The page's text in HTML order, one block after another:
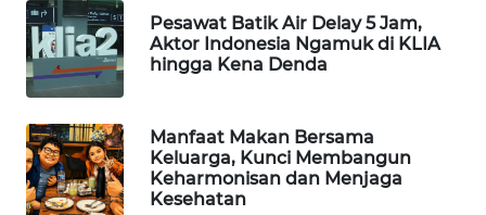
Pesawat Batik Air Delay 5 Jam,
Aktor Indonesia Ngamuk di KLIA
hingga Kena Denda
Manfaat Makan Bersama
Keluarga, Kunci Membangun
Keharmonisan dan Menjaga
Kesehatan
KONSUMEN
LISTRIK
MASYARAKAT
WALINKI
ID